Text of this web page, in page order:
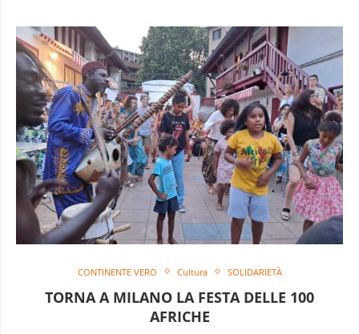
CONTINENTE VERO Cultura SOLIDARIETÀ
TORNA A MILANO LA FESTA DELLE 100
AFRICHE